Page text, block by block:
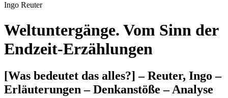
Ingo Reuter
Weltuntergänge. Vom Sinn der
Endzeit-Erzählungen
[Was bedeutet das alles?] – Reuter, Ingo –
Erläuterungen – Denkanstöße – Analyse